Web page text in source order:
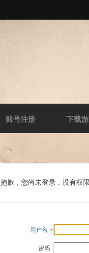
账号注册 下载
抱歉，您尚未登录，没有权
用户名
密码: